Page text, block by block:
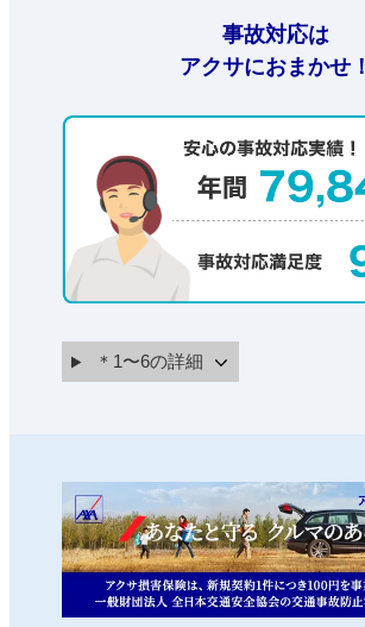
事故対応は
アクサにおまかせ！
＊1〜6の詳細